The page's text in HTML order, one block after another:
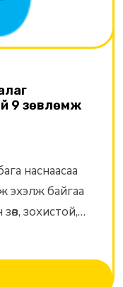
9 зөвлөмж
наснаасаа
эхэлж байгаа
зөв, зохистой,
нь зүйн